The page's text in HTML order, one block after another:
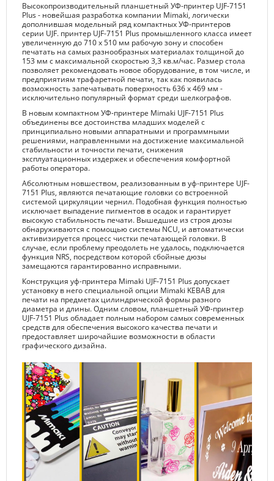
Высокопроизводительный планшетный УФ-принтер UJF-7151
Plus - новейшая разработка компании Mimaki, логически
дополнившая модельный ряд компактных УФ-принтеров
серии UJF. принтер UJF-7151 Plus промышленного класса имеет
увеличенную до 710 х 510 мм рабочую зону и способен
печатать на самых разнообразных материалах толщиной до
153 мм с максимальной скоростью 3,3 кв.м/час. Размер стола
позволяет рекомендовать новое оборудование, в том числе, и
предприятиям трафаретной печати, так как появилась
возможность запечатывать поверхность 636 х 469 мм -
исключительно популярный формат среди шелкографов.
В новым компактном УФ-принтере Mimaki UJF-7151 Plus
объединены все достоинства младших моделей с
принципиально новыми аппаратными и программными
решениями, направленными на достижение максимальной
стабильности и точности печати, снижения
эксплуатационных издержек и обеспечения комфортной
работы оператора.
Абсолютным новшеством, реализованным в уф-принтере UJF-
7151 Plus, являются печатающие головки со встроенной
системой циркуляции чернил. Подобная функция полностью
исключает выпадение пигментов в осадок и гарантирует
высокую стабильность печати. Вышедшие из строя дюзы
обнаруживаются с помощью системы NCU, и автоматически
активизируется процесс чистки печатающей головки. В
случае, если проблему преодолеть не удалось, подключается
функция NRS, посредством которой сбойные дюзы
замещаются гарантированно исправными.
Конструкция уф-принтера Mimaki UJF-7151 Plus допускает
установку в него специальной опции Mimaki KEBAB для
печати на предметах цилиндрической формы разного
диаметра и длины. Одним словом, планшетный УФ-принтер
UJF-7151 Plus обладает полным набором самых современных
средств для обеспечения высокого качества печати и
предоставляет широчайшие возможности в области
графического дизайна.